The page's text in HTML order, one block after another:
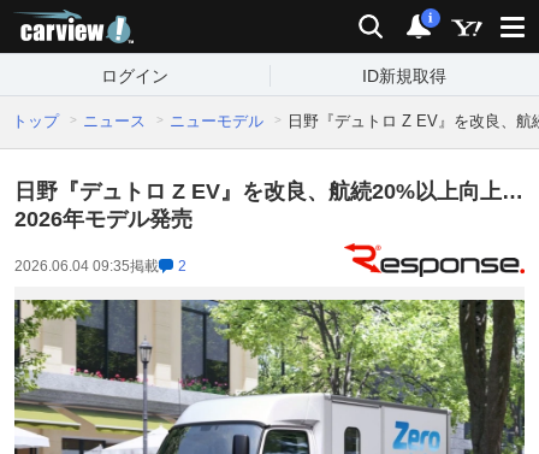
検索 通知
i
ログイン ID新規取得
トップ ニュース ニューモデル 日野『デュトロ Z EV』を改良、
日野『デュトロ Z EV』を改良、航続20%以上向上…
2026年モデル発売
2026.06.04 09:35掲載 2